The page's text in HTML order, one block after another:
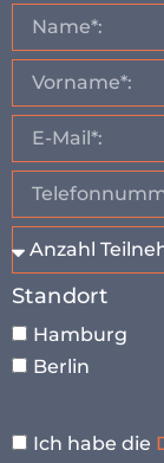
Standort
Hamburg
Berlin
Ich habe die